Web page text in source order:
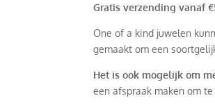
Gratis verzending vanaf
One of a kind juwelen
gemaakt om een
Het is ook mogelijk om
een afspraak maken om